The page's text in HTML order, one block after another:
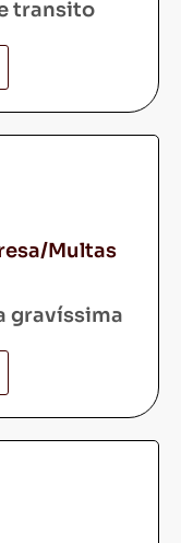
transito
Multas
gravíssima